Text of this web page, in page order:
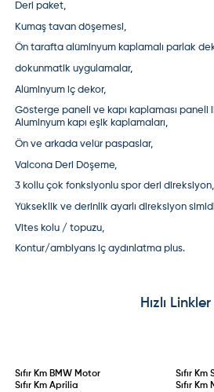
Deri paket,
Kumaş tavan döşemesi,
Ön tarafta alüminyum kaplamalı parlak
dokunmatik uygulamalar,
Alüminyum iç dekor,
Gösterge paneli ve kapı kaplaması
Aluminyum kapı eşik kaplamaları,
Ön ve arkada velür paspaslar,
Valcona Deri Döşeme,
3 kollu çok fonksiyonlu spor deri direksiyon,
Yükseklik ve derinlik ayarlı direksiyon
Vites kolu / topuzu,
Kontur/ambiyans iç aydınlatma plus.
Hızlı Linkler
Sıfır Km BMW Motor Sıfır Km
Sıfır KmAprilia Sıfır Km